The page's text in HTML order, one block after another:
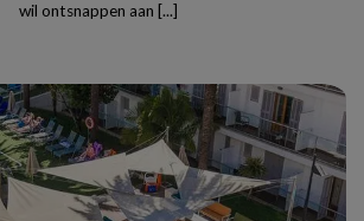
wil ontsnappen aan [...]